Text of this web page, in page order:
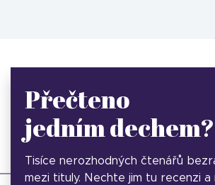
Přečteno
jedním dechem?
Tisíce nerozhodných čtenářů
mezi tituly. Nechte jim tu recenzi a